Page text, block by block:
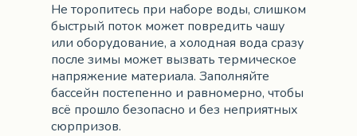
Не торопитесь при наборе воды, слишком
быстрый поток может повредить чашу
или оборудование, а холодная вода сразу
после зимы может вызвать термическое
напряжение материала. Заполняйте
бассейн постепенно и равномерно, чтобы
всё прошло безопасно и без неприятных
сюрпризов.